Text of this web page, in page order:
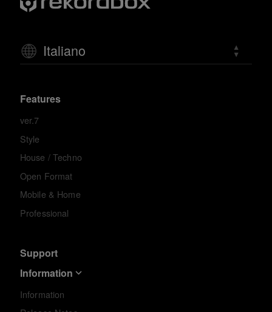
Italiano
Features
ver.7
Style
House / Techno
Open Format
Mobile & Home
Professional
Support
Information
Information